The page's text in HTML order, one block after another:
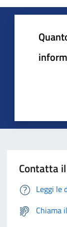
Contatta
Leggi le
Chiama